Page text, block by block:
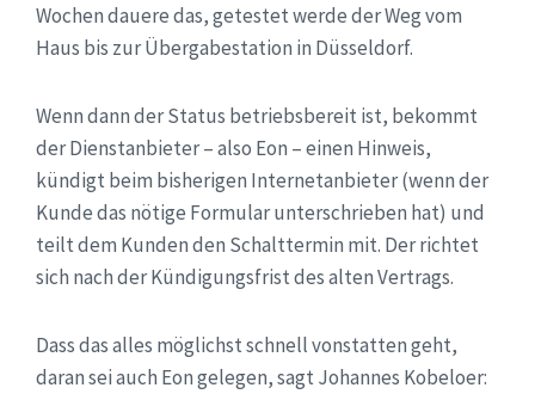
Wochen dauere das, getestet werde der Weg vom
Haus bis zur Übergabestation in Düsseldorf.
Wenn dann der Status betriebsbereit ist, bekommt
der Dienstanbieter – also Eon – einen Hinweis,
kündigt beim bisherigen Internetanbieter (wenn der
Kunde das nötige Formular unterschrieben hat) und
teilt dem Kunden den Schalttermin mit. Der richtet
sich nach der Kündigungsfrist des alten Vertrags.
Dass das alles möglichst schnell vonstatten geht,
daran sei auch Eon gelegen, sagt Johannes Kobeloer: